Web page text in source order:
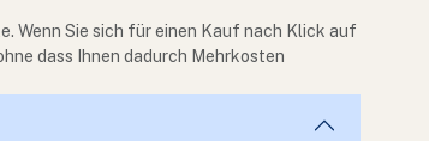
Wenn Sie sich für einen Kauf nach Klick auf
dass Ihnen dadurch Mehrkosten